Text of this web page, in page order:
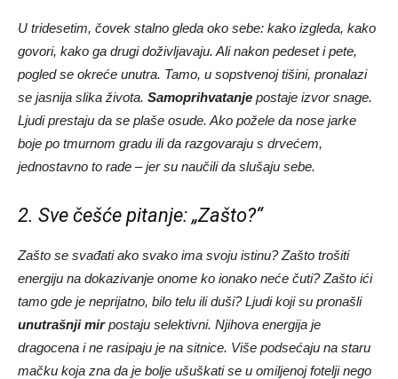
U tridesetim, čovek stalno gleda oko sebe: kako izgleda, kako
govori, kako ga drugi doživljavaju. Ali nakon pedeset i pete,
pogled se okreće unutra. Tamo, u sopstvenoj tišini, pronalazi
se jasnija slika života. Samoprihvatanje postaje izvor snage.
Ljudi prestaju da se plaše osude. Ako požele da nose jarke
boje po tmurnom gradu ili da razgovaraju s drvećem,
jednostavno to rade – jer su naučili da slušaju sebe.
2. Sve češće pitanje: „Zašto?“
Zašto se svađati ako svako ima svoju istinu? Zašto trošiti
energiju na dokazivanje onome ko ionako neće čuti? Zašto ići
tamo gde je neprijatno, bilo telu ili duši? Ljudi koji su pronašli
unutrašnji mirpostaju selektivni. Njihova energija je
dragocena i ne rasipaju je na sitnice. Više podsećaju na staru
mačku koja zna da je bolje ušuškati se u omiljenoj fotelji nego